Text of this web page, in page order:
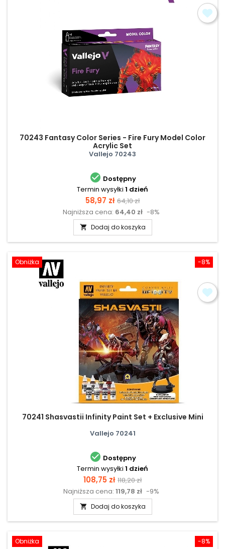
70243 Fantasy Color Series - Fire Fury Model Color
Acrylic Set
Vallejo 70243
 Dostępny
Termin wysyłki 1 dzień
Cena
58,97 zł Cena
podstawowa
64,10 zł
Najniższa cena: 64,40 zł -8%
 Dodaj do koszyka
-8%
Obniżka
70241 Shasvastii Infinity Paint Set + Exclusive Mini
Vallejo 70241
 Dostępny
Termin wysyłki 1 dzień
Cena
108,75 zł Cena
podstawowa
118,20 zł
Najniższa cena: 119,78 zł -9%
 Dodaj do koszyka
-8%
Obniżka